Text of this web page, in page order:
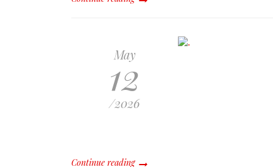
May
12
/2026
Continue reading